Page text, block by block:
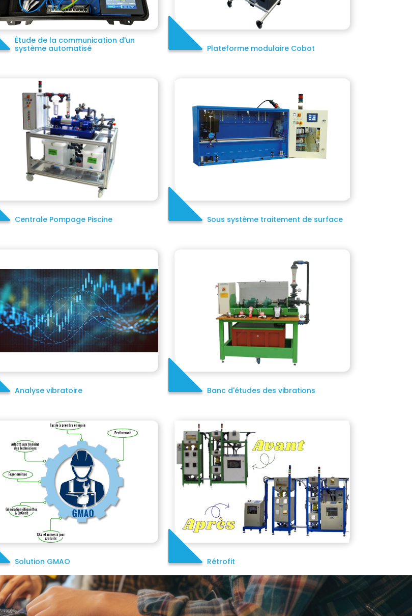
Étude de la communication d'un
système automatisé
Plateforme modulaire Cobot
Centrale Pompage Piscine Sous système traitement de surface
Analyse vibratoire Banc d'études des vibrations
Solution GMAO Rétrofit